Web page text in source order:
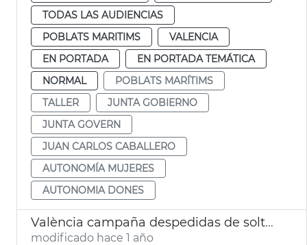
TODAS LAS AUDIENCIAS
POBLATS MARITIMS
VALENCIA
EN PORTADA
EN PORTADA TEMÁTICA
NORMAL
POBLATS MARÍTIMS
TALLER
JUNTA GOBIERNO
JUNTA GOVERN
JUAN CARLOS CABALLERO
AUTONOMÍA MUJERES
AUTONOMIA DONES
València campaña despedidas de soltero ocio respetuoso
modificado hace 1 año